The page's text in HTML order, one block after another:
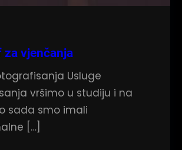
za vjenčanja
Usluge
vršimo u studiju i na
sada smo imali
[…]